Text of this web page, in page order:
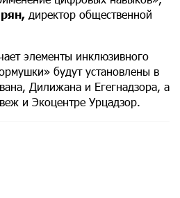
директор общественной
элементы инклюзивного
будут установлены в
Дилижана и Егегнадзора, а
и Экоцентре Урцадзор.